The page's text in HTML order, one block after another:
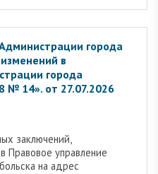
города
в
города
№ 14». от 27.07.2026
заключений,
Правовое управление
на адрес